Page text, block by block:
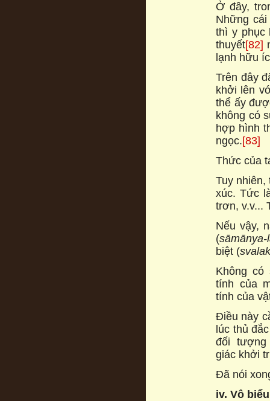
Ở đây,
Những
thì y phục
thuyết[82]
lạnh hữu
Trên đây
khởi lên
thể ấy
không có
hợp hình
ngọc.[83]
Thức của
Tuy
xúc. Tức
trơn, v.v...
Nếu vậy,
(sāmānya-
biệt (
Không
tính của
tính của
Điều này
lúc thủ
đối
giác khởi
Đã nói
iv. Vô biểu